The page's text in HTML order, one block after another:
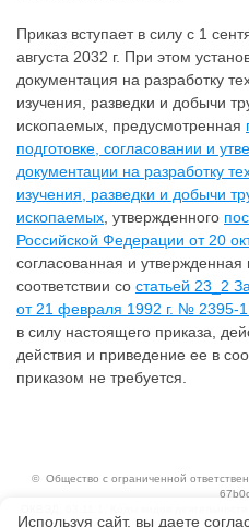
Приказ вступает в силу с 1
августа 2032 г. При этом
документация на разработку
изучения, разведки и добычи
ископаемых, предусмотренная
подготовке, согласовании и
документации на разработку
изучения, разведки и добычи
ископаемых , утвержденного
Российской Федерации от 20
согласованная и
соответствии со статьей 23_2
от 21 февраля 1992 г. № 2395-
в силу настоящего приказа,
действия и приведение ее в
приказом не требуется.
© Общество с ограниченной
1.01,
Используя сайт, вы даете